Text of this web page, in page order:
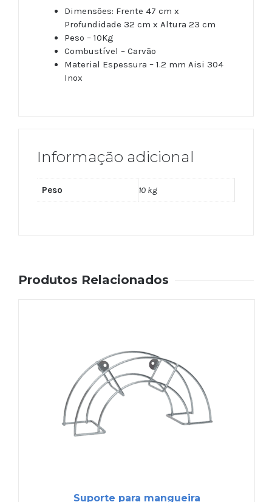
Dimensões: Frente 47 cm x
Profundidade 32 cm x Altura 23 cm
Peso – 10Kg
Combustível – Carvão
Material Espessura – 1.2 mm Aisi 304
Inox
Informação adicional
Peso 10 kg
Produtos Relacionados
Suporte para mangueira